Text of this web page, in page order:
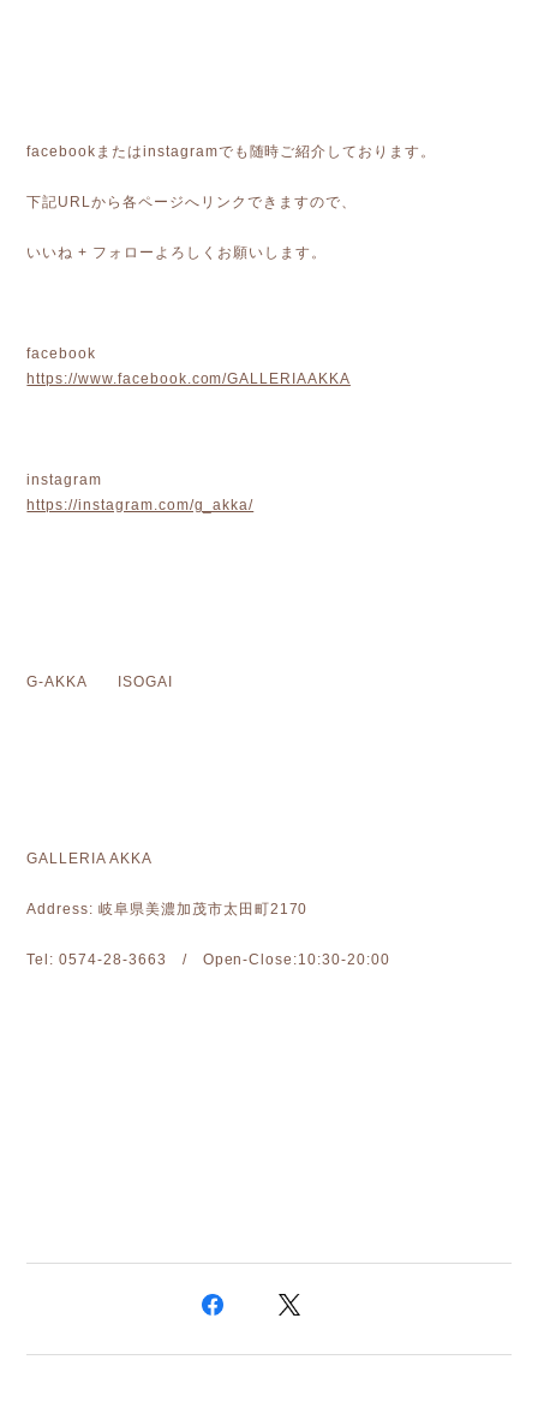
facebookまたはinstagramでも随時ご紹介しております。
下記URLから各ページへリンクできますので、
いいね + フォローよろしくお願いします。
facebook
https://www.facebook.com/GALLERIAAKKA
instagram
https://instagram.com/g_akka/
G-AKKA ISOGAI
GALLERIA AKKA
Address: 岐阜県美濃加茂市太田町2170
Tel: 0574-28-3663 / Open-Close:10:30-20:00